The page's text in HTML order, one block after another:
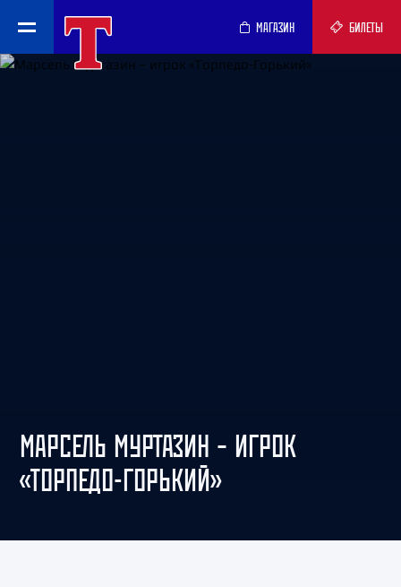
МАГАЗИН БИЛЕТЫ
МАРСЕЛЬ МУРТАЗИН – ИГРОК
«ТОРПЕДО-ГОРЬКИЙ»